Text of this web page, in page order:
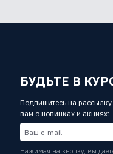
БУДЬТЕ В
Подпишитесь на
вам о новинках и акциях:
Нажимая на кнопку, вы